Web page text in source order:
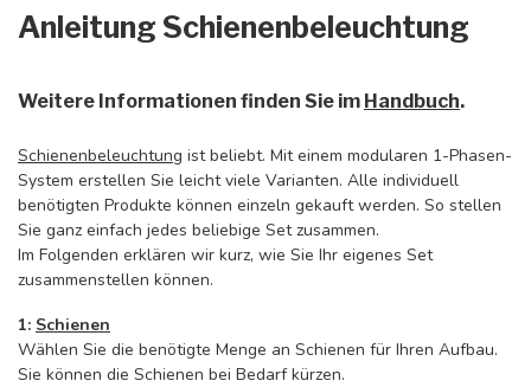
Anleitung Schienenbeleuchtung
Weitere Informationen finden Sie im Handbuch.
Schienenbeleuchtung ist beliebt. Mit einem modularen 1-Phasen-
System erstellen Sie leicht viele Varianten. Alle individuell
benötigten Produkte können einzeln gekauft werden. So stellen
Sie ganz einfach jedes beliebige Set zusammen.
Im Folgenden erklären wir kurz, wie Sie Ihr eigenes Set
zusammenstellen können.
1: Schienen
Wählen Sie die benötigte Menge an Schienen für Ihren Aufbau.
Sie können die Schienen bei Bedarf kürzen.